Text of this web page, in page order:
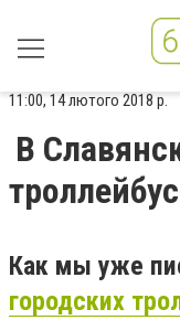
11:00, 14 лютого 2018 р.
В
Как мы уже
городских